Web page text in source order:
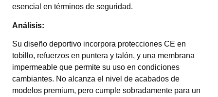
esencial en términos de seguridad.
Análisis:
Su diseño deportivo incorpora protecciones CE en
tobillo, refuerzos en puntera y talón, y una membrana
impermeable que permite su uso en condiciones
cambiantes. No alcanza el nivel de acabados de
modelos premium, pero cumple sobradamente para un